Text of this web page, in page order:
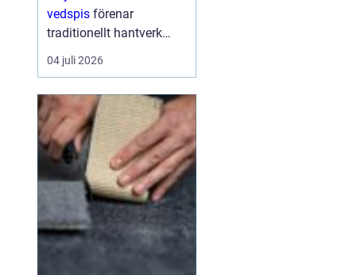
vedspis förenar
traditionellt hantverk
med dagens krav på
effektiv, trygg och
uppvärmning. Många
uppskattar känslan av
en levande eld i köket,...
04 juli 2026